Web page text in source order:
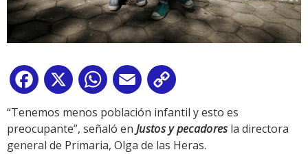
Facebook
X WhatsApp
Email
Link
“Tenemos menos población infantil y esto es
preocupante”, señaló en Justos y pecadoresla directora
general de Primaria, Olga de las Heras.